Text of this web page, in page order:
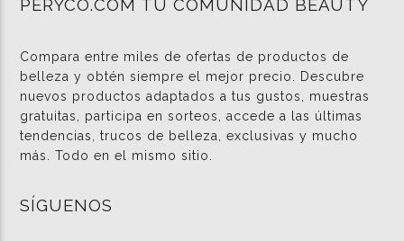
PERYCO.COM TU COMUNIDAD BEAUTY
Compara entre miles de ofertas de productos de
belleza y obtén siempre el mejor precio. Descubre
nuevos productos adaptados a tus gustos, muestras
gratuitas, participa en sorteos, accede a las últimas
tendencias, trucos de belleza, exclusivas y mucho
más. Todo en el mismo sitio.
SÍGUENOS